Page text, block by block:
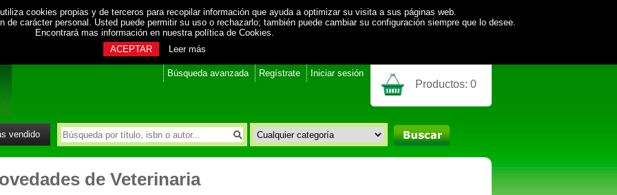
cookies propias y de terceros para recopilar información que ayuda a optimizar su visita a sus páginas web.
de carácter personal. Usted puede permitir su uso o rechazarlo; también puede cambiar su configuración siempre que lo desee.
Encontrará mas información en nuestra política de Cookies.
ACEPTAR
Leer más
Búsqueda avanzada Regístrate Iniciar sesión
Productos: 0
vendido
de Veterinaria